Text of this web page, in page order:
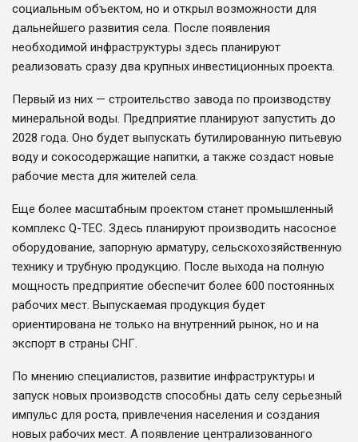
социальным объектом, но и открыл возможности для
дальнейшего развития села. После появления
необходимой инфраструктуры здесь планируют
реализовать сразу два крупных инвестиционных проекта.
Первый из них — строительство завода по производству
минеральной воды. Предприятие планируют запустить до
2028 года. Оно будет выпускать бутилированную питьевую
воду и сокосодержащие напитки, а также создаст новые
рабочие места для жителей села.
Еще более масштабным проектом станет промышленный
комплекс Q-TEC. Здесь планируют производить насосное
оборудование, запорную арматуру, сельскохозяйственную
технику и трубную продукцию. После выхода на полную
мощность предприятие обеспечит более 600 постоянных
рабочих мест. Выпускаемая продукция будет
ориентирована не только на внутренний рынок, но и на
экспорт в страны СНГ.
По мнению специалистов, развитие инфраструктуры и
запуск новых производств способны дать селу серьезный
импульс для роста, привлечения населения и создания
новых рабочих мест. А появление централизованного